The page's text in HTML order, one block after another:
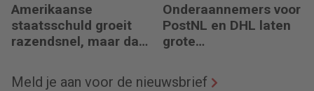
Amerikaanse
staatsschuld groeit
razendsnel, maar dat
Onderaannemers voor
PostNL en DHL laten
grote
achter
Meld je aan voor de nieuwsbrief